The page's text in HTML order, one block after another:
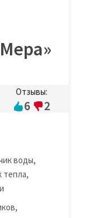
Отзывы:
6 2
воды,
тепла,
,